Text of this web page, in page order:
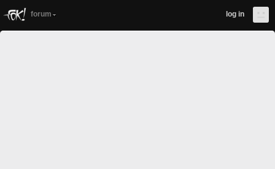
forum log in